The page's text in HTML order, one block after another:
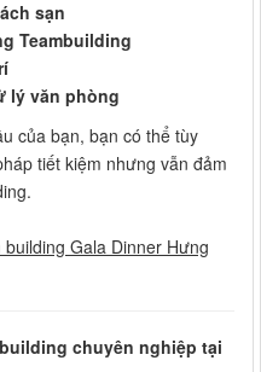
sạn
Teambuilding
lý văn phòng
của bạn, bạn có thể tùy
tiết kiệm nhưng vẫn đảm
Gala Dinner Hưng
chuyên nghiệp tại